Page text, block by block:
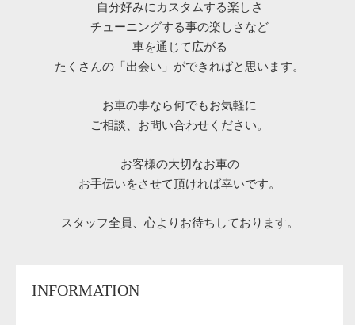
自分好みにカスタムする楽しさ
チューニングする事の楽しさなど
車を通じて広がる
たくさんの「出会い」ができればと思います。
お車の事なら何でもお気軽に
ご相談、お問い合わせください。
お客様の大切なお車の
お手伝いをさせて頂ければ幸いです。
スタッフ全員、心よりお待ちしております。
INFORMATION